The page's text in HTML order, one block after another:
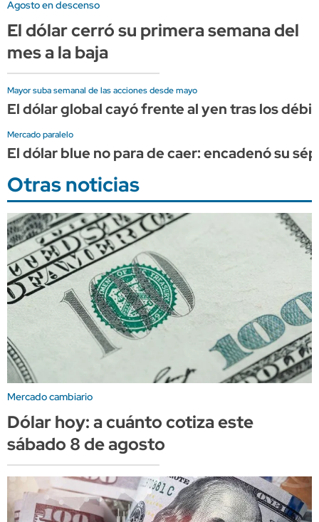
Agosto en descenso
El dólar cerró su primera semana del
mes a la baja
Mayor suba semanal de las acciones desde mayo
El dólar global cayó frente al yen tras los
Mercado paralelo
El dólar blue no para de caer: encadenó su
Otras noticias
Mercado cambiario
Dólar hoy: a cuánto cotiza este
sábado 8 de agosto